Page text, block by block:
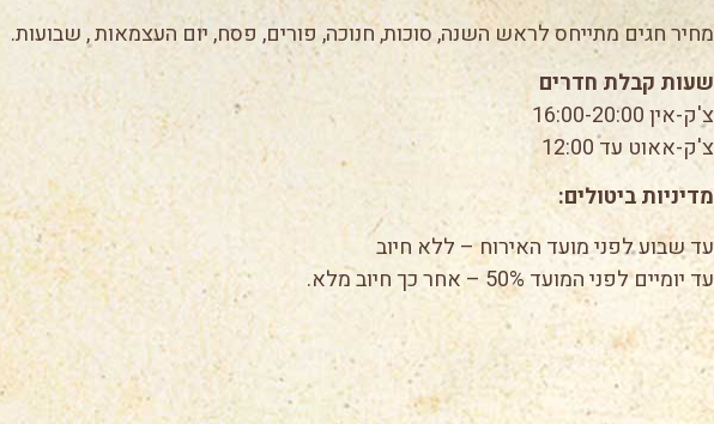
מחיר חגים מתייחס לראש השנה, סוכות, חנוכה, פורים, פסח, יום העצמאות , שבועות.
שעות קבלת חדרים
צ'ק-אין 16:00-20:00
צ'ק-אאוט עד 12:00
מדיניות ביטולים:
עד שבוע לפני מועד האירוח – ללא חיוב
עד יומיים לפני המועד 50% – אחר כך חיוב מלא.